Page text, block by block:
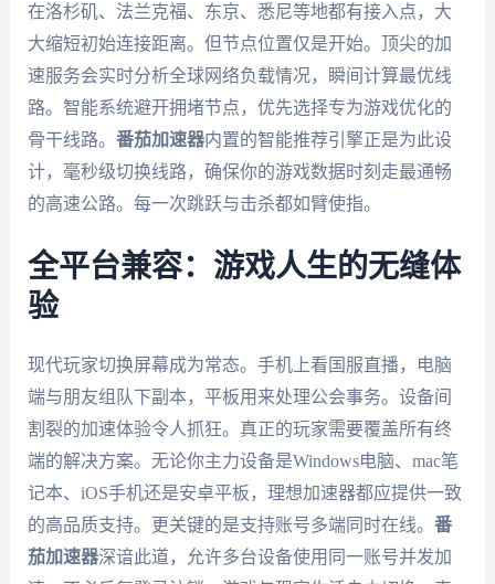
在洛杉矶、法兰克福、东京、悉尼等地都有接入点，大
大缩短初始连接距离。但节点位置仅是开始。顶尖的加
速服务会实时分析全球网络负载情况，瞬间计算最优线
路。智能系统避开拥堵节点，优先选择专为游戏优化的
骨干线路。 番茄加速器内置的智能推荐引擎正是为此设
计，毫秒级切换线路，确保你的游戏数据时刻走最通畅
的高速公路。每一次跳跃与击杀都如臂使指。
全平台兼容：游戏人生的无缝体
验
现代玩家切换屏幕成为常态。手机上看国服直播，电脑
端与朋友组队下副本，平板用来处理公会事务。设备间
割裂的加速体验令人抓狂。真正的玩家需要覆盖所有终
端的解决方案。无论你主力设备是Windows电脑、mac笔
记本、iOS手机还是安卓平板，理想加速器都应提供一致
的高品质支持。更关键的是支持账号多端同时在线。 番
茄加速器深谙此道，允许多台设备使用同一账号并发加